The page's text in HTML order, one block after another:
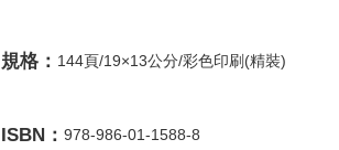
規格： 144頁/19×13公分/彩色印刷(精裝)
ISBN： 978-986-01-1588-8